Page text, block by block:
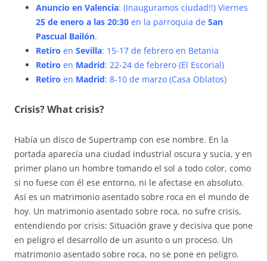
Anuncio en Valencia: (Inauguramos ciudad!!) Viernes
25 de enero a las 20:30 en la parroquia de San
Pascual Bailón.
Retiro en Sevilla: 15-17 de febrero en Betania
Retiro en Madrid: 22-24 de febrero (El Escorial)
Retiro en Madrid: 8-10 de marzo (Casa Oblatos)
Crisis? What crisis?
Había un disco de Supertramp con ese nombre. En la
portada aparecía una ciudad industrial oscura y sucia, y en
primer plano un hombre tomando el sol a todo color, como
si no fuese con él ese entorno, ni le afectase en absoluto.
Así es un matrimonio asentado sobre roca en el mundo de
hoy. Un matrimonio asentado sobre roca, no sufre crisis,
entendiendo por crisis: Situación grave y decisiva que pone
en peligro el desarrollo de un asunto o un proceso. Un
matrimonio asentado sobre roca, no se pone en peligro.